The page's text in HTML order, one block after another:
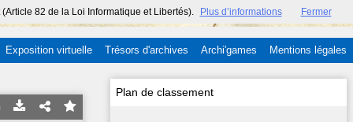
82 de la Loi Informatique et Libertés). Plus d’informations Fermer
Exposition virtuelle Trésors d'archives Archi'games Mentions légales
Plan de classement